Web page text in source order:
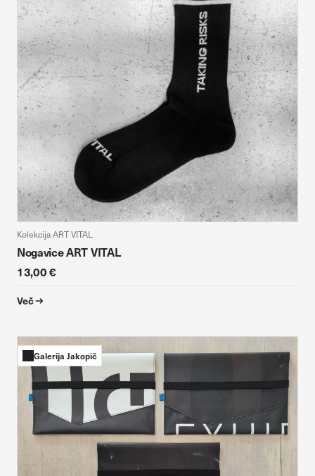
Kolekcija ART VITAL
Nogavice ART VITAL
13,00 €
Več
Galerija Jakopič